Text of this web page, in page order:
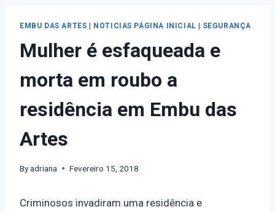
EMBU DAS ARTES NOTICIAS PÁGINA INICIAL SEGURANÇA
Mulher é esfaqueada e
morta em roubo a
residência em Embu das
Artes
Byadriana Fevereiro 15, 2018
Criminosos invadiram uma residência e